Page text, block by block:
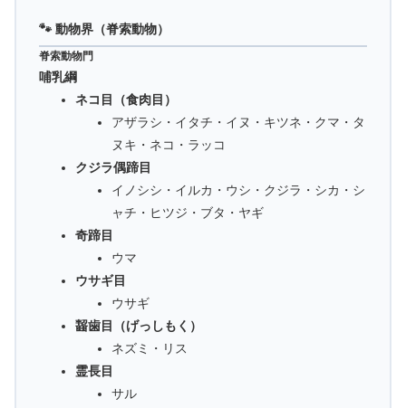
🐾 動物界（脊索動物）
脊索動物門
哺乳綱
ネコ目（食肉目）
アザラシ・イタチ・イヌ・キツネ・クマ・タ
ヌキ・ネコ・ラッコ
クジラ偶蹄目
イノシシ・イルカ・ウシ・クジラ・シカ・シ
ャチ・ヒツジ・ブタ・ヤギ
奇蹄目
ウマ
ウサギ目
ウサギ
齧歯目（げっしもく）
ネズミ・リス
霊長目
サル